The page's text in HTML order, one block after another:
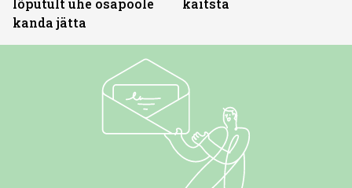
lõputult ühe osapoole
kanda jätta
kaitsta